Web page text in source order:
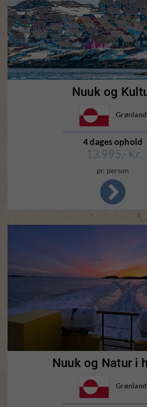
Nuuk og
Grønland
4 dages ophold
13.995,- Kr.
pr. person
Nuuk og Natur i
Grønland